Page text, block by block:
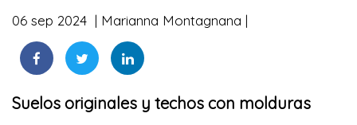
06 sep 2024 Marianna Montagnana
Suelos originales y techos con molduras